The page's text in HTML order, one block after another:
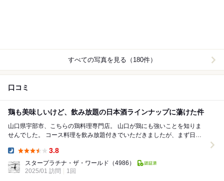
すべての写真を見る（180件）
口コミ
鶏も美味しいけど、飲み放題の日本酒ラインナップに蕩けた件
山口県宇部市、こちらの鶏料理専門店。 山口が鶏にも強いことを知りま
せんでした。 コース料理を飲み放題付きでいただきましたが、まず日本
3.8
スタープラチナ・ザ・ワールド （4986）
2025/01 訪問
1回